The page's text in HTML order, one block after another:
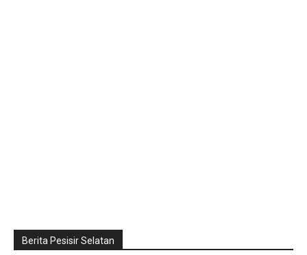
Berita Pesisir Selatan